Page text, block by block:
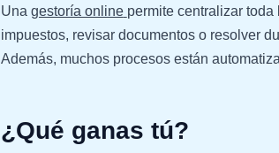
Una gestoría online permite centralizar
impuestos, revisar documentos o resolver
Además, muchos procesos están
¿Qué ganas tú?